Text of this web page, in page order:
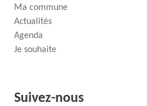
Ma commune
Actualités
Agenda
Je souhaite
Suivez-nous